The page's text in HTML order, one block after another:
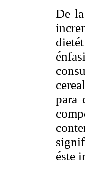
De
para
éste